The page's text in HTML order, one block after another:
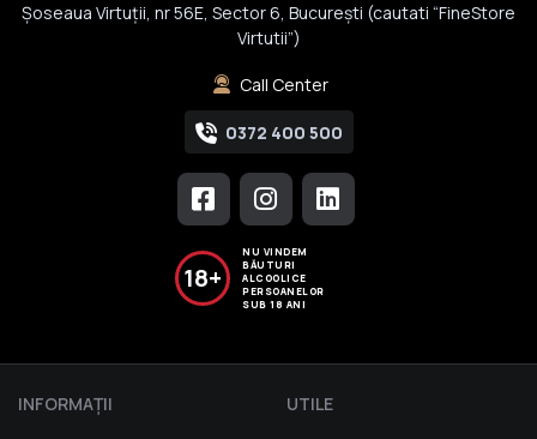
Șoseaua Virtuții, nr 56E, Sector 6, București (cautati “FineStore
Virtutii”)
Call Center
0372 400 500
18+
NU VINDEM
BĂUTURI
ALCOOLICE
PERSOANELOR
SUB 18 ANI
INFORMAŢII UTILE